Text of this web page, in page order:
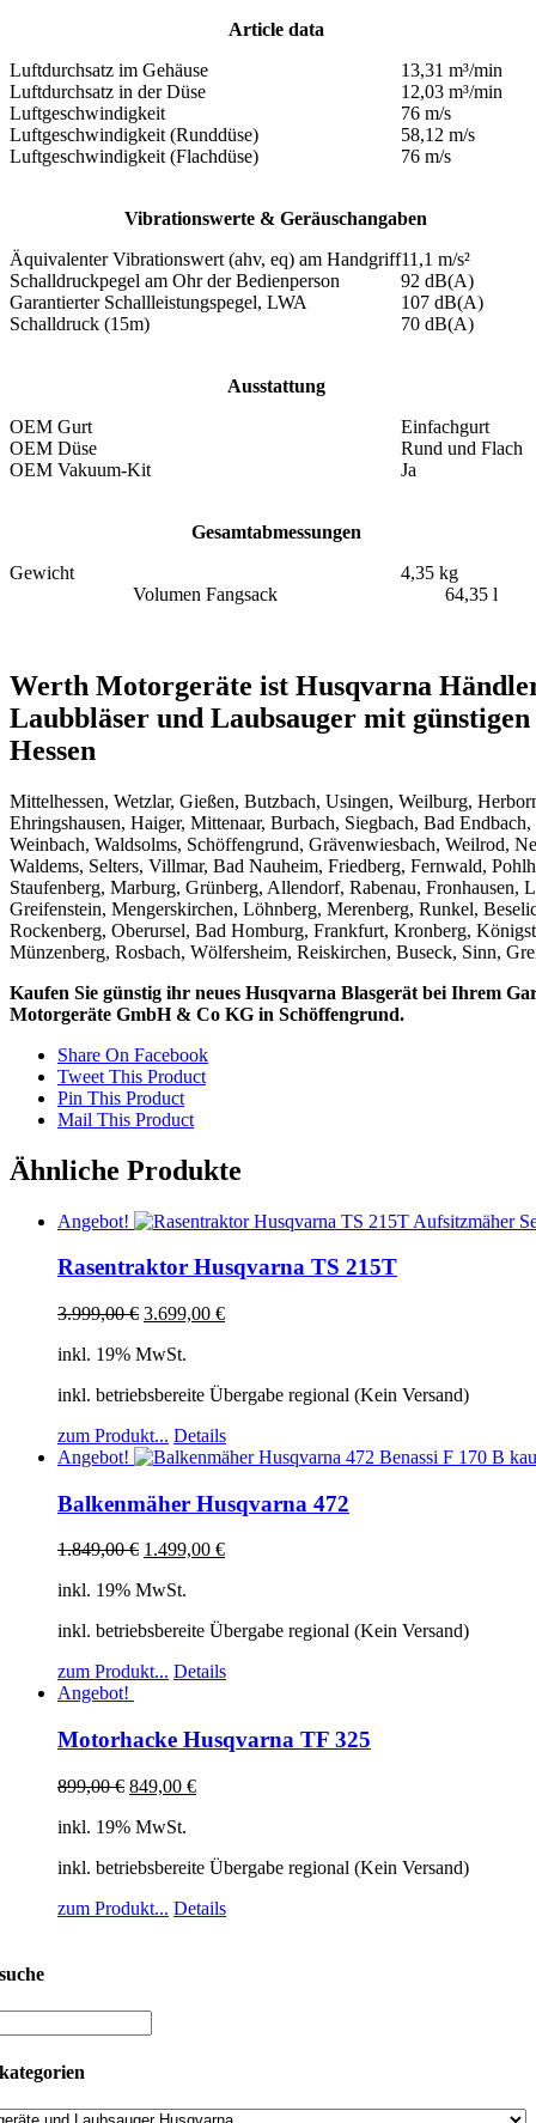
Article data
Luftdurchsatz im Gehäuse
13,31 m³/min
Luftdurchsatz in der Düse
12,03 m³/min
Luftgeschwindigkeit
76 m/s
Luftgeschwindigkeit (Runddüse)
58,12 m/s
Luftgeschwindigkeit (Flachdüse)
76 m/s
Vibrationswerte & Geräuschangaben
Äquivalenter Vibrationswert (ahv, eq) am Handgriff11,1 m/s²
Schalldruckpegel am Ohr der Bedienperson
92 dB(A)
Garantierter Schallleistungspegel, LWA
107 dB(A)
Schalldruck (15m)
70 dB(A)
Ausstattung
OEM Gurt
Einfachgurt
OEM Düse
Rund und Flach
OEM Vakuum-Kit
Ja
Gesamtabmessungen
Gewicht
4,35 kg
Volumen Fangsack
64,35 l
Werth Motorgeräte ist Husqvarna
Laubbläser und Laubsauger mit
Hessen
Mittelhessen, Wetzlar, Gießen, Butzbach, Usingen, Weilburg,
Ehringshausen, Haiger, Mittenaar, Burbach, Siegbach, Bad
Weinbach, Waldsolms, Schöffengrund, Grävenwiesbach, Weilrod,
Waldems, Selters, Villmar, Bad Nauheim, Friedberg, Fernwald,
Staufenberg, Marburg, Grünberg, Allendorf, Rabenau, Fronhausen,
Greifenstein, Mengerskirchen, Löhnberg, Merenberg, Runkel,
Rockenberg, Oberursel, Bad Homburg, Frankfurt, Kronberg,
Münzenberg, Rosbach, Wölfersheim, Reiskirchen, Buseck, Sinn,
Kaufen Sie günstig ihr neues Husqvarna Blasgerät bei Ihrem
Motorgeräte GmbH & Co KG in Schöffengrund.
Share On Facebook
Tweet This Product
Pin This Product
Mail This Product
Ähnliche Produkte
Angebot!
Rasentraktor Husqvarna TS 215T
3.999,00€ 3.699,00 €
inkl. 19% MwSt.
inkl. betriebsbereite Übergabe regional (Kein Versand)
zum Produkt... Details
Angebot!
Balkenmäher Husqvarna 472
1.849,00€ 1.499,00 €
inkl. 19% MwSt.
inkl. betriebsbereite Übergabe regional (Kein Versand)
zum Produkt... Details
Angebot!
Motorhacke Husqvarna TF 325
899,00€ 849,00 €
inkl. 19% MwSt.
inkl. betriebsbereite Übergabe regional (Kein Versand)
zum Produkt... Details